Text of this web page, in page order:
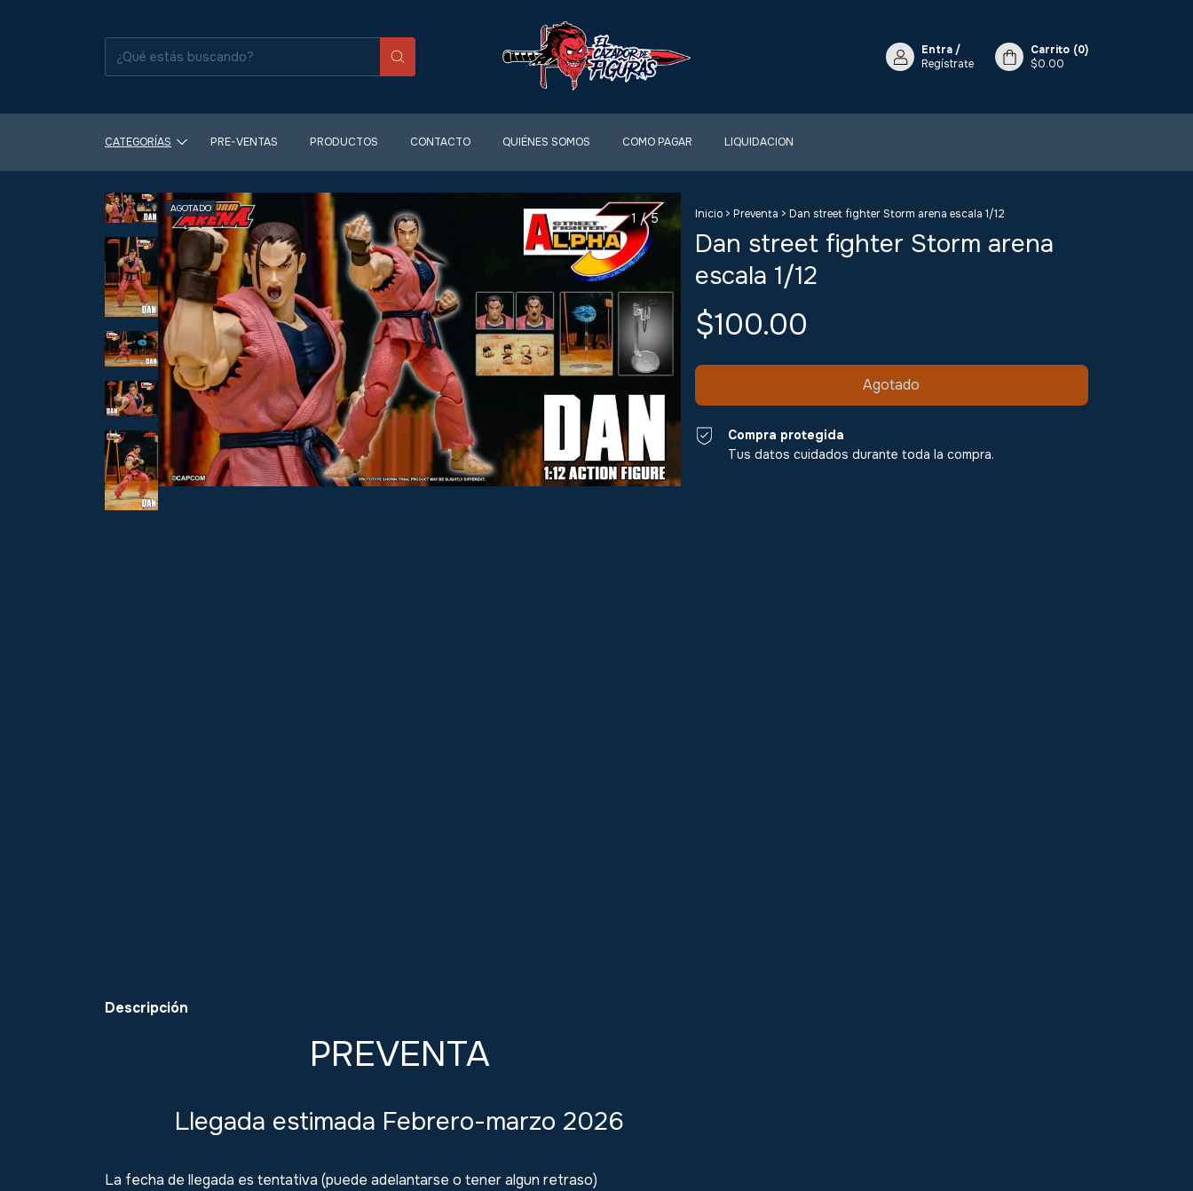
Entra /
Regístrate
Carrito (0)
$0.00
CATEGORÍAS PRE-VENTAS PRODUCTOS CONTACTO QUIÉNES SOMOS COMO PAGAR LIQUIDACION
AGOTADO
1 /5 Inicio > Preventa > Dan street fighter Storm arena escala 1/12
Dan street fighter Storm arena
escala 1/12
$100.00
Compra protegida
Tus datos cuidados durante toda la compra.
Descripción
PREVENTA
Llegada estimada Febrero-marzo 2026
La fecha de llegada es tentativa (puede adelantarse o tener algun retraso)